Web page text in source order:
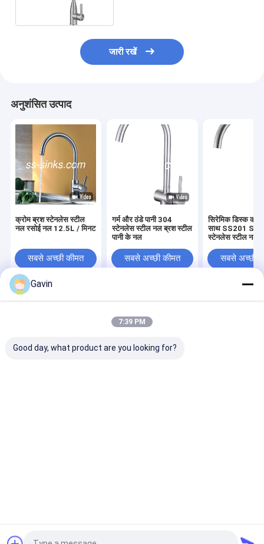
जारी रखें
अनुशंसित उत्पाद
क्रोम ब्रश स्टेनलेस स्टील
नल रसोई नल 12.5L / मिनट
सबसे अच्छी कीमत
गर्म और ठंडे पानी 304
स्टेनलेस स्टील नल ब्रश स्टील
पानी के नल
सबसे अच्छी कीमत
सिरेमिक डिस्क
साथ SS201
स्टेनलेस स्टील नल
सबसे अच्छी
होम हमारे बारे में हमसे संपर्क करें
Desktop Site
साइटमैप
Privacy Policy
Reserved.
Gavin
7:39 PM
Good day, what product are you looking for?